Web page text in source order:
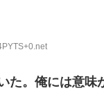
。俺には意味